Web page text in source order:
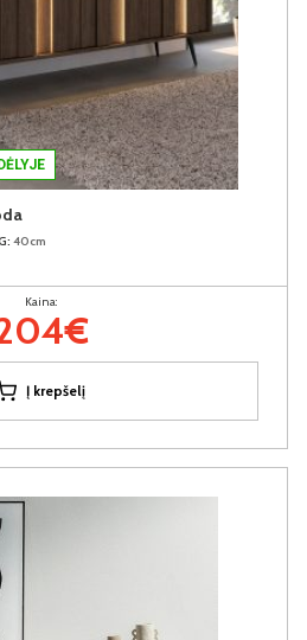
40cm
Kaina:
Į krepšelį